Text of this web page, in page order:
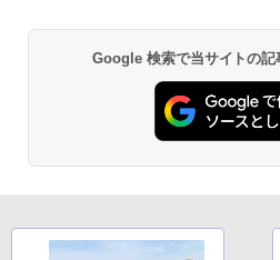
A09 地球の歩
球の歩き方A ヨ
￥2,479
パ
易 トイレテン
￥4,836
ENDLESS
500002(88859)
【日本企業販
0ml（連続噴射
秒）射程5～
関の購入実績
Google 検索で当サイトの記